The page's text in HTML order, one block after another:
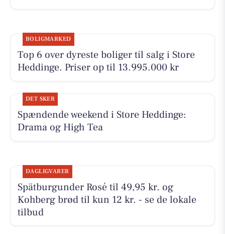
BOLIGMARKED
Top 6 over dyreste boliger til salg i Store
Heddinge. Priser op til 13.995.000 kr
DET SKER
Spændende weekend i Store Heddinge:
Drama og High Tea
DAGLIGVARER
Spätburgunder Rosé til 49,95 kr. og
Kohberg brød til kun 12 kr. - se de lokale
tilbud